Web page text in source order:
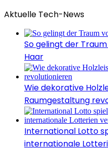
Aktuelle Tech-News
So gelingt der
Haar
Wie dekorative
Raumgestaltung
International Lotto
internationale